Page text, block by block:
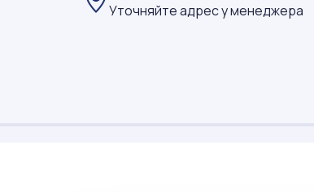
Уточняйте адрес у менеджера